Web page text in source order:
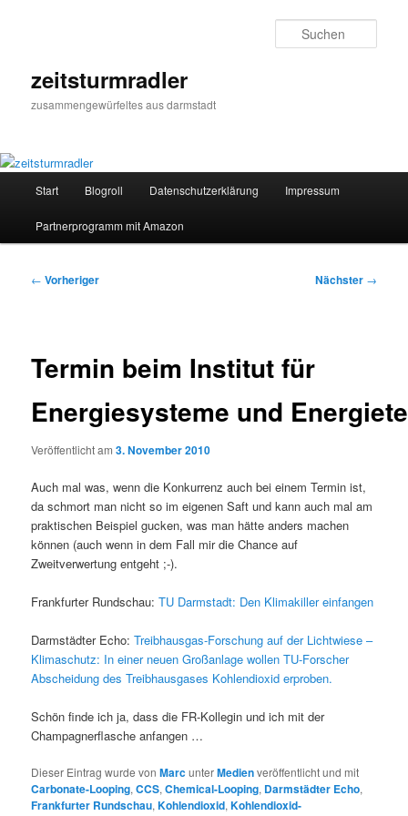
zeitsturmradler
zusammengewürfeltes aus darmstadt
Start Blogroll Datenschutzerklärung Impressum
Partnerprogramm mit Amazon
Beitragsnavigation
← Vorheriger Nächster →
Termin beim Institut für
Energiesysteme und
Veröffentlicht am3. November 2010
Auch mal was, wenn die Konkurrenz auch bei einem Termin ist,
da schmort man nicht so im eigenen Saft und kann auch mal am
praktischen Beispiel gucken, was man hätte anders machen
können (auch wenn in dem Fall mir die Chance auf
Zweitverwertung entgeht ;-).
Frankfurter Rundschau:TU Darmstadt: Den Klimakiller einfangen
Darmstädter Echo:Treibhausgas-Forschung auf der Lichtwiese –
Klimaschutz: In einer neuen Großanlage wollen TU-Forscher
Abscheidung des Treibhausgases Kohlendioxid erproben.
Schön finde ich ja, dass die FR-Kollegin und ich mit der
Champagnerflasche anfangen …
Dieser Eintrag wurde vonMarcunterMedienveröffentlicht und mit
Carbonate-Looping,CCS,Chemical-Looping, Darmstädter Echo,
Frankfurter Rundschau,Kohlendioxid,Kohlendioxid-